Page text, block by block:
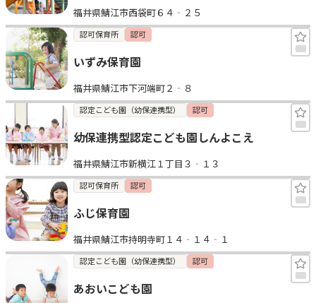
福井県鯖江市西袋町６４‐２５
認可保育所 認可
いずみ保育園
福井県鯖江市下河端町２‐８
認定こども園（幼保連携型） 認可
幼保連携型認定こども園しんよこえ
福井県鯖江市新横江１丁目３‐１３
認可保育所 認可
ふじ保育園
福井県鯖江市持明寺町１４‐１４‐１
認定こども園（幼保連携型） 認可
あおいこども園